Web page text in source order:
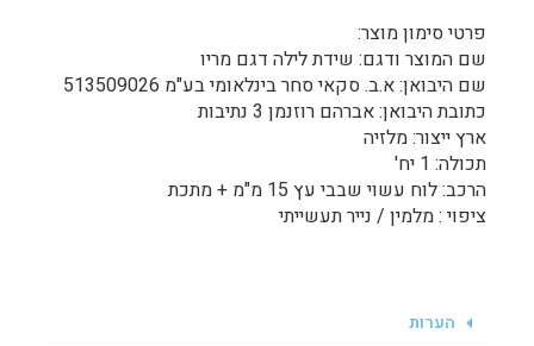
פרטי סימון מוצר:
שם המוצר ודגם: שידת לילה דגם מריו
שם היבואן: א.ב. סקאי סחר בינלאומי בע"מ 513509026
כתובת היבואן: אברהם רוזנמן 3 נתיבות
ארץ ייצור: מלזיה
תכולה: 1 יח'
הרכב: לוח עשוי שבבי עץ 15 מ"מ + מתכת
ציפוי : מלמין / נייר תעשייתי
הערות